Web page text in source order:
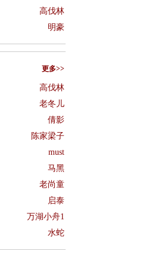
高伐林
明豪
更多>>
高伐林
老冬儿
倩影
陈家梁子
must
马黑
老尚童
启泰
万湖小舟1
水蛇